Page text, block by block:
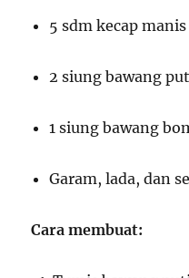
5 sdm kecap manis
2 siung bawang
1 siung bawang
Garam, lada, dan
Cara membuat: